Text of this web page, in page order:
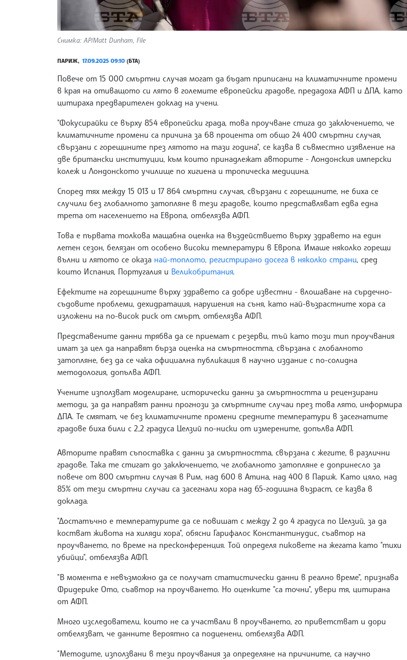
Снимка: AP/Matt Dunham, File
ПАРИЖ, 17.09.2025 09:10 (БТА)
Повече от 15 000 смъртни случая могат да бъдат приписани на климатичните промени
в края на отиващото си лято в големите европейски градове, предадоха АФП и ДПА, като
цитираха предварителен доклад на учени.
"Фокусирайки се върху 854 европейски града, това проучване стига до заключението, че
климатичните промени са причина за 68 процента от общо 24 400 смъртни случая,
свързани с горещините през лятото на тази година", се казва в съвместно изявление на
две британски институции, към които принадлежат авторите - Лондонския имперски
колеж и Лондонското училище по хигиена и тропическа медицина.
Според тях между 15 013 и 17 864 смъртни случая, свързани с горещините, не биха се
случили без глобалното затопляне в тези градове, които представляват едва една
трета от населението на Европа, отбелязва АФП.
Това е първата толкова мащабна оценка на въздействието върху здравето на един
летен сезон, белязан от особено високи температури в Европа. Имаше няколко горещи
вълни и лятото се оказа най-топлото, регистрирано досега в няколко страни, сред
които Испания, Португалия и Великобритания.
Ефектите на горещините върху здравето са добре известни - влошаване на сърдечно-
съдовите проблеми, дехидратация, нарушения на съня, като най-възрастните хора са
изложени на по-висок риск от смърт, отбелязва АФП.
Представените данни трябва да се приемат с резерви, тъй като този тип проучвания
имат за цел да направят бърза оценка на смъртността, свързана с глобалното
затопляне, без да се чака официална публикация в научно издание с по-солидна
методология, допълва АФП.
Учените използват моделиране, исторически данни за смъртността и рецензирани
методи, за да направят ранни прогнози за смъртните случаи през това лято, информира
ДПА. Те смятат, че без климатичните промени средните температури в засегнатите
градове биха били с 2,2 градуса Целзий по-ниски от измерените, допълва АФП.
Авторите правят съпоставка с данни за смъртността, свързана с жегите, в различни
градове. Така те стигат до заключението, че глобалното затопляне е допринесло за
повече от 800 смъртни случая в Рим, над 600 в Атина, над 400 в Париж. Като цяло, над
85% от тези смъртни случаи са засегнали хора над 65-годишна възраст, се казва в
доклада.
"Достатъчно е температурите да се повишат с между 2 до 4 градуса по Целзий, за да
костват живота на хиляди хора", обясни Гарифалос Константинудис, съавтор на
проучването, по време на пресконференция. Той определя пиковете на жегата като "тихи
убийци", отбелязва АФП.
"В момента е невъзможно да се получат статистически данни в реално време", признава
Фридерике Ото, съавтор на проучването. Но оценките "са точни", увери тя, цитирана
от АФП.
Много изследователи, които не са участвали в проучването, го приветстват и дори
отбелязват, че данните вероятно са подценени, отбелязва АФП.
"Методите, използвани в тези проучвания за определяне на причините, са научно